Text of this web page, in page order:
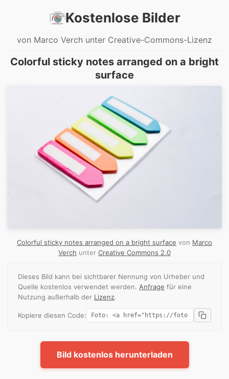
Kostenlose Bilder
von Marco Verch unter Creative-Commons-Lizenz
Colorful sticky notes arranged on a bright
surface
Colorful sticky notes arranged on a bright surface von Marco
Verch unter Creative Commons 2.0
Dieses Bild kann bei sichtbarer Nennung von Urheber und
Quelle kostenlos verwendet werden. Anfrage für eine
Nutzung außerhalb der Lizenz.
Kopiere diesen Code:
Bild kostenlos herunterladen